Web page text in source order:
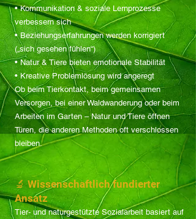
• Kommunikation & soziale Lernprozesse
verbessern sich
• Beziehungserfahrungen werden korrigiert
(„sich gesehen fühlen“)
• Natur & Tiere bieten emotionale Stabilität
• Kreative Problemlösung wird angeregt
Ob beim Tierkontakt, beim gemeinsamen
Versorgen, bei einer Waldwanderung oder beim
Arbeiten im Garten – Natur und Tiere öffnen
Türen, die anderen Methoden oft verschlossen
bleiben.
🔬 Wissenschaftlich fundierter
Ansatz
Tier- und naturgestützte Sozialarbeit basiert auf